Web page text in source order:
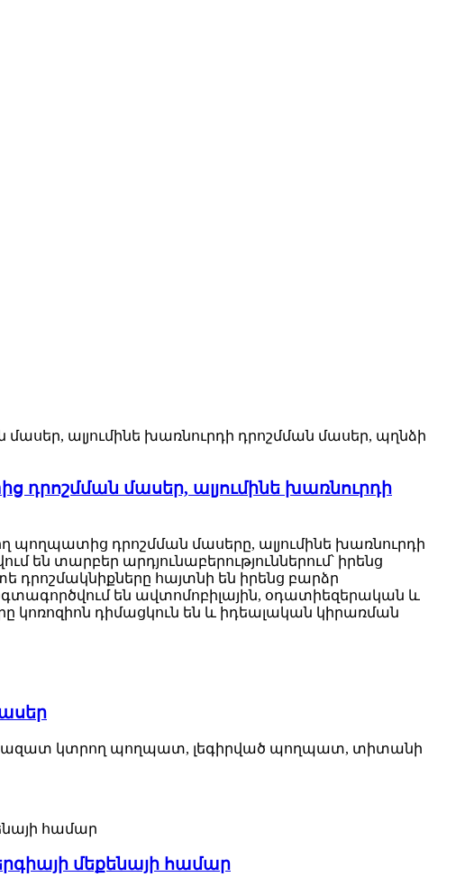
մասեր, ալյումինե խառնուրդի
դրոշմման մասերը, ալյումինե խառնուրդի
են տարբեր արդյունաբերություններում՝ իրենց
հայտնի են իրենց բարձր
են ավտոմոբիլային, օդատիեզերական և
կոռոզիոն դիմացկուն են և իդեալական կիրառման
ազատ կտրող պողպատ, լեգիրված պողպատ, տիտանի
մեքենայի համար